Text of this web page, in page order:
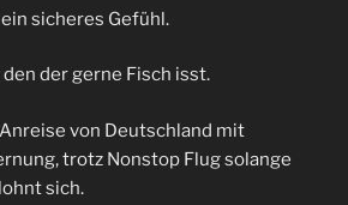
sicheres Gefühl.
der gerne Fisch isst.
von Deutschland mit
trotz Nonstop Flug solange
sich.